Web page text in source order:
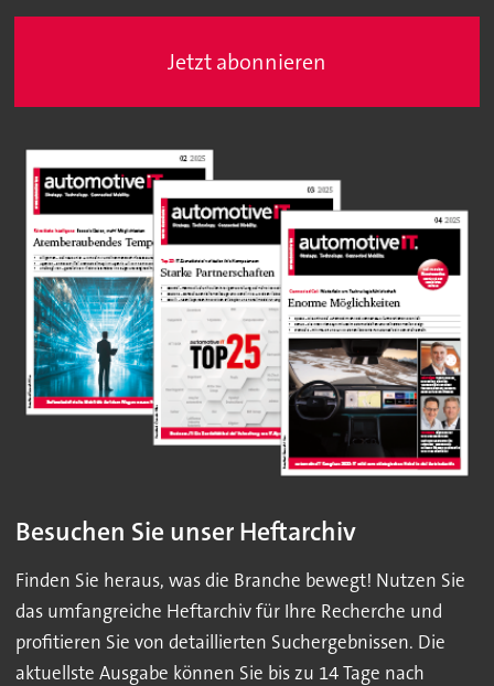
Jetzt abonnieren
Besuchen Sie unser Heftarchiv
Finden Sie heraus, was die Branche bewegt! Nutzen Sie
das umfangreiche Heftarchiv für Ihre Recherche und
profitieren Sie von detaillierten Suchergebnissen. Die
aktuellste Ausgabe können Sie bis zu 14 Tage nach